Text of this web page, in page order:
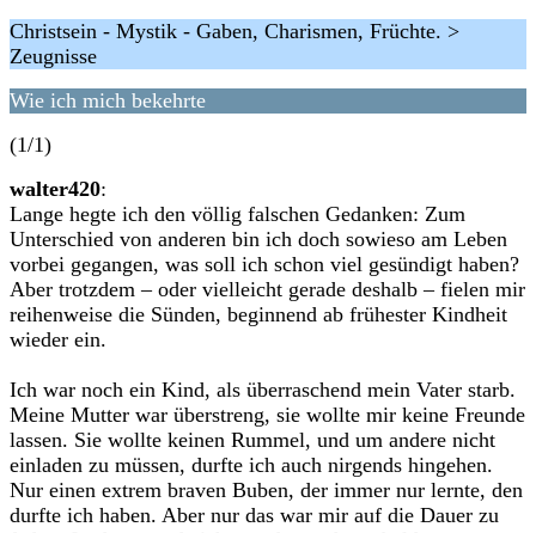
Christsein - Mystik - Gaben, Charismen, Früchte. >
Zeugnisse
Wie ich mich bekehrte
(1/1)
walter420:
Lange hegte ich den völlig falschen Gedanken: Zum
Unterschied von anderen bin ich doch sowieso am Leben
vorbei gegangen, was soll ich schon viel gesündigt haben?
Aber trotzdem – oder vielleicht gerade deshalb – fielen mir
reihenweise die Sünden, beginnend ab frühester Kindheit
wieder ein.
Ich war noch ein Kind, als überraschend mein Vater starb.
Meine Mutter war überstreng, sie wollte mir keine Freunde
lassen. Sie wollte keinen Rummel, und um andere nicht
einladen zu müssen, durfte ich auch nirgends hingehen.
Nur einen extrem braven Buben, der immer nur lernte, den
durfte ich haben. Aber nur das war mir auf die Dauer zu